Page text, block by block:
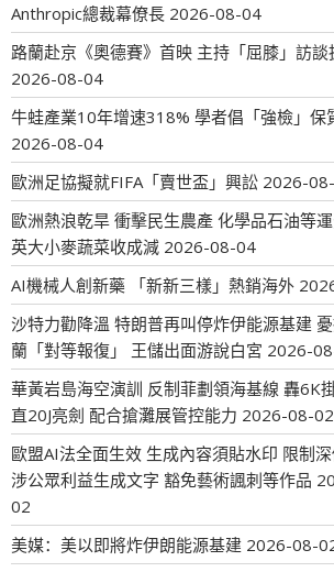
Anthropic總裁幕僚長 2026-08-04
路蘭赴京《奧德賽》首映 主持「屈膝」訪談
2026-08-04
牛蛙產業10年增速318% 學者倡「強檢」保
2026-08-04
歐洲足協擬就FIFA「賣世盃」興訟 2026-
歐洲熱浪乾旱 衝擊民生農產 化學品石油等
英大小麥蔬菜收成減 2026-08-04
AI機械人創新藥 「新新三樣」熱銷海外
沙特力勸降溫 特朗普再叫停炸伊能源基建
蘭「對等報復」 王儲出面游說白宮 2026-
華黃岩島海空演訓 反制菲劃領海基線 轟6K
直20J亮劍 配合搶灘展管控能力 2026-08-02
歐盟AI法全面生效 生成內容須貼水印 限制
涉公眾利益生成文字 豁免藝術諷刺等作品
02
美媒：美以即將炸伊朗能源基建 2026-08-